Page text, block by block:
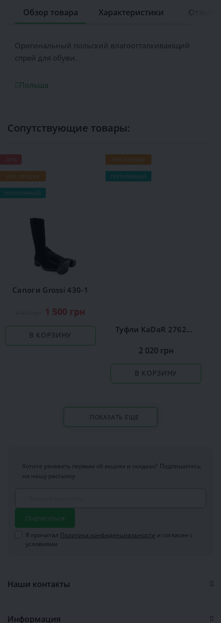
Обзор товара Характеристики
Оригинальный польский влагоотталкивающий
спрей для обуви.
Польша
Сопутствующие товары:
ХИТ ПРОДАЖ
ПОПУЛЯРНЫЙ
Сапоги Grossi 430-1
1 500 грн
В КОРЗИНУ
ХИТ ПРОДАЖ
ПОПУЛЯРНЫЙ
Туфли KaDaR 2762379
2 020 грн
В КОРЗИНУ
ПОКАЗАТЬ ЕЩЕ
Хотите узнавать первым об акциях и скидках? Подпишитесь
на нашу рассылку
Подписаться
Я прочитал Политика конфиденциальности и согласен с
условиями
Наши контакты
Информация